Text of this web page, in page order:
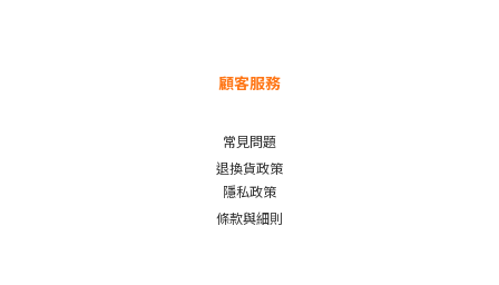
顧客服務
常見問題
退換貨政策
隱私政策
條款與細則